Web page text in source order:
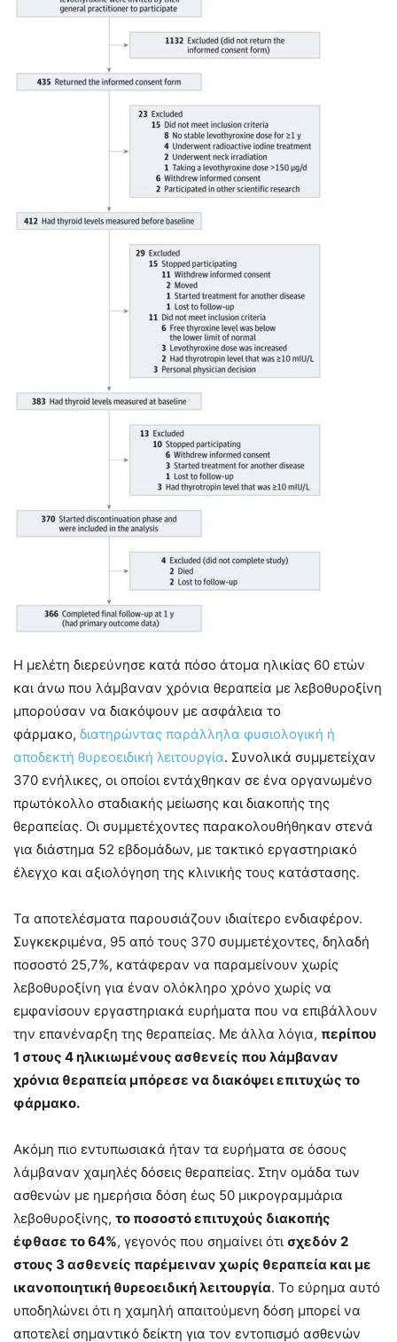
Η μελέτη διερεύνησε κατά πόσο άτομα ηλικίας 60 ετών
και άνω που λάμβαναν χρόνια θεραπεία με λεβοθυροξίνη
μπορούσαν να διακόψουν με ασφάλεια το
φάρμακο, διατηρώντας παράλληλα φυσιολογική ή
αποδεκτή θυρεοειδική λειτουργία. Συνολικά συμμετείχαν
370 ενήλικες, οι οποίοι εντάχθηκαν σε ένα οργανωμένο
πρωτόκολλο σταδιακής μείωσης και διακοπής της
θεραπείας. Οι συμμετέχοντες παρακολουθήθηκαν στενά
για διάστημα 52 εβδομάδων, με τακτικό εργαστηριακό
έλεγχο και αξιολόγηση της κλινικής τους κατάστασης.
Τα αποτελέσματα παρουσιάζουν ιδιαίτερο ενδιαφέρον.
Συγκεκριμένα, 95 από τους 370 συμμετέχοντες, δηλαδή
ποσοστό 25,7%, κατάφεραν να παραμείνουν χωρίς
λεβοθυροξίνη για έναν ολόκληρο χρόνο χωρίς να
εμφανίσουν εργαστηριακά ευρήματα που να επιβάλλουν
την επανέναρξη της θεραπείας. Με άλλα λόγια, περίπου
1 στους 4 ηλικιωμένους ασθενείς που λάμβαναν
χρόνια θεραπεία μπόρεσε να διακόψει επιτυχώς το
φάρμακο.
Ακόμη πιο εντυπωσιακά ήταν τα ευρήματα σε όσους
λάμβαναν χαμηλές δόσεις θεραπείας. Στην ομάδα των
ασθενών με ημερήσια δόση έως 50 μικρογραμμάρια
λεβοθυροξίνης, το ποσοστό επιτυχούς διακοπής
έφθασε το 64%, γεγονός που σημαίνει ότι σχεδόν 2
στους 3 ασθενείς παρέμειναν χωρίς θεραπεία και με
ικανοποιητική θυρεοειδική λειτουργία. Το εύρημα αυτό
υποδηλώνει ότι η χαμηλή απαιτούμενη δόση μπορεί να
αποτελεί σημαντικό δείκτη για τον εντοπισμό ασθενών